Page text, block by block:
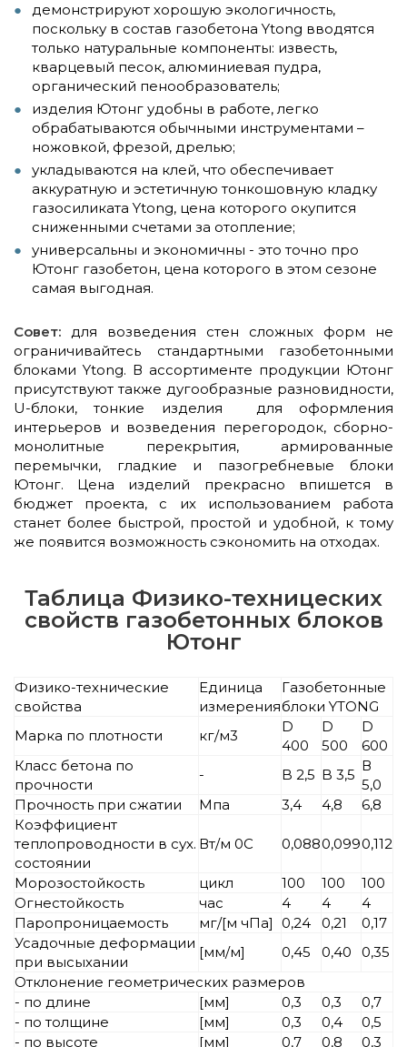
демонстрируют хорошую экологичность,
поскольку в состав газобетона Ytong вводятся
только натуральные компоненты: известь,
кварцевый песок, алюминиевая пудра,
органический пенообразователь;
изделия Ютонг удобны в работе, легко
обрабатываются обычными инструментами –
ножовкой, фрезой, дрелью;
укладываются на клей, что обеспечивает
аккуратную и эстетичную тонкошовную кладку
газосиликата Ytong, цена которого окупится
сниженными счетами за отопление;
универсальны и экономичны - это точно про
Ютонг газобетон, цена которого в этом сезоне
самая выгодная.
Совет: для возведения стен сложных форм не
ограничивайтесь стандартными газобетонными
блоками Ytong. В ассортименте продукции Ютонг
присутствуют также дугообразные разновидности,
U-блоки, тонкие изделия для оформления
интерьеров и возведения перегородок, сборно-
монолитные перекрытия, армированные
перемычки, гладкие и пазогребневые блоки
Ютонг. Цена изделий прекрасно впишется в
бюджет проекта, с их использованием работа
станет более быстрой, простой и удобной, к тому
же появится возможность сэкономить на отходах.
Таблица Физико-техницеских
свойств газобетонных блоков
Ютонг
Физико-технические
свойства
Единица
измерения
Газобетонные
блоки YTONG
Марка по плотности
кг/м3
D
400
D
500
D
600
Класс бетона по
прочности
- B 2,5 B 3,5
В
5,0
Прочность при сжатии
Мпа 3,4 4,8
6,8
Коэффициент
теплопроводности в сух.
состоянии
Вт/м 0С 0,0880,0990,112
Морозостойкость цикл 100 100
100
Огнестойкость
час 4 4
4
Паропроницаемость
мг/[м чПа] 0,24 0,21
0,17
Усадочные деформации
при высыхании
[мм/м] 0,45 0,40
0,35
Отклонение геометрических размеров
- по длине
[мм] 0,3 0,3
0,7
- по толщине
[мм] 0,3 0,4
0,5
- по высоте
[мм] 0,7 0,8 0,3